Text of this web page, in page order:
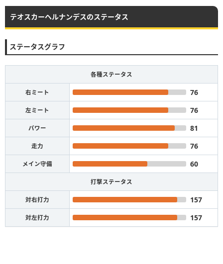
テオスカーヘルナンデスのステータス
ステータスグラフ
各種ステータス
右ミート 76
左ミート 76
パワー 81
走力 76
メイン守備 60
打撃ステータス
対右打力 157
対左打力 157